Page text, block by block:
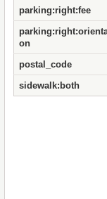
parking:right:fee
on
postal_code
sidewalk:both